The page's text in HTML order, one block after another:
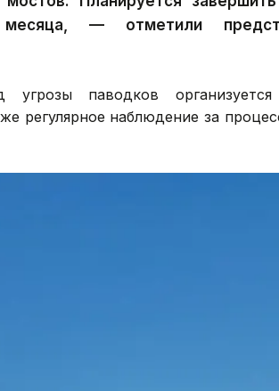
— отметили
паводков организуется
регулярное наблюдение за